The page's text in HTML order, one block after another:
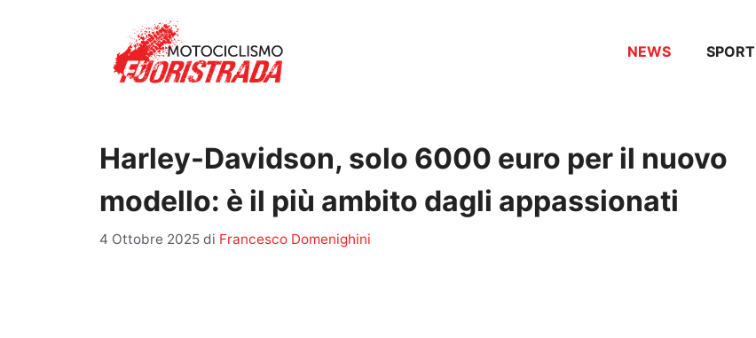
NEWS SPORT
Harley-Davidson, solo 6000 euro per il nuovo
modello: è il più ambito dagli appassionati
4 Ottobre 2025 di Francesco Domenighini